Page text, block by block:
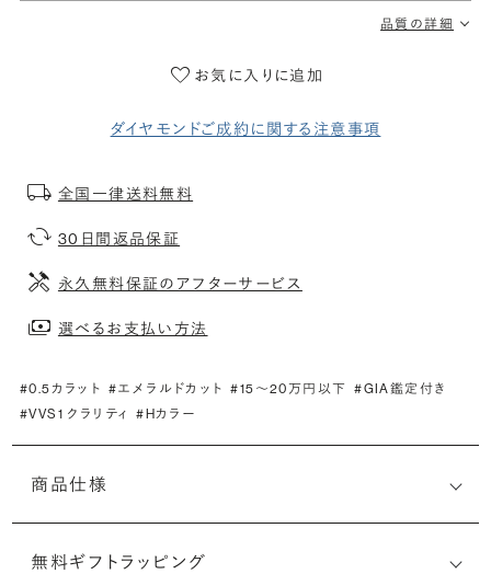
品質の詳細
お気に入りに追加
ダイヤモンドご成約に関する注意事項
全国一律送料無料
30日間返品保証
永久無料保証のアフターサービス
選べるお支払い方法
#0.5カラット #エメラルドカット #15〜20万円以下 #GIA鑑定付き
#VVS1 クラリティ
#Hカラー
商品仕様
無料ギフトラッピング